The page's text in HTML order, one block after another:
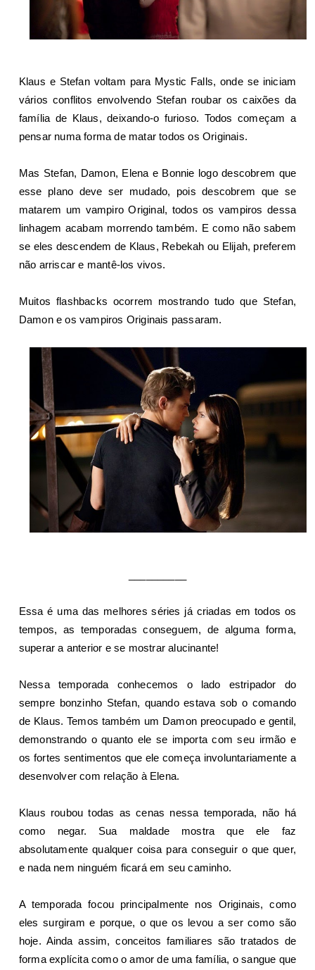
Klaus e Stefan voltam para Mystic Falls, onde se iniciam
vários conflitos envolvendo Stefan roubar os caixões da
família de Klaus, deixando-o furioso. Todos começam a
pensar numa forma de matar todos os Originais.
Mas Stefan, Damon, Elena e Bonnie logo descobrem que
esse plano deve ser mudado, pois descobrem que se
matarem um vampiro Original, todos os vampiros dessa
linhagem acabam morrendo também. E como não sabem
se eles descendem de Klaus, Rebekah ou Elijah, preferem
não arriscar e mantê-los vivos.
Muitos flashbacks ocorrem mostrando tudo que Stefan,
Damon e os vampiros Originais passaram.
Essa é uma das melhores séries já criadas em todos os
tempos, as temporadas conseguem, de alguma forma,
superar a anterior e se mostrar alucinante!
Nessa temporada conhecemos o lado estripador do
sempre bonzinho Stefan, quando estava sob o comando
de Klaus. Temos também um Damon preocupado e gentil,
demonstrando o quanto ele se importa com seu irmão e
os fortes sentimentos que ele começa involuntariamente a
desenvolver com relação à Elena.
Klaus roubou todas as cenas nessa temporada, não há
como negar. Sua maldade mostra que ele faz
absolutamente qualquer coisa para conseguir o que quer,
e nada nem ninguém ficará em seu caminho.
A temporada focou principalmente nos Originais, como
eles surgiram e porque, o que os levou a ser como são
hoje. Ainda assim, conceitos familiares são tratados de
forma explícita como o amor de uma família, o sangue que